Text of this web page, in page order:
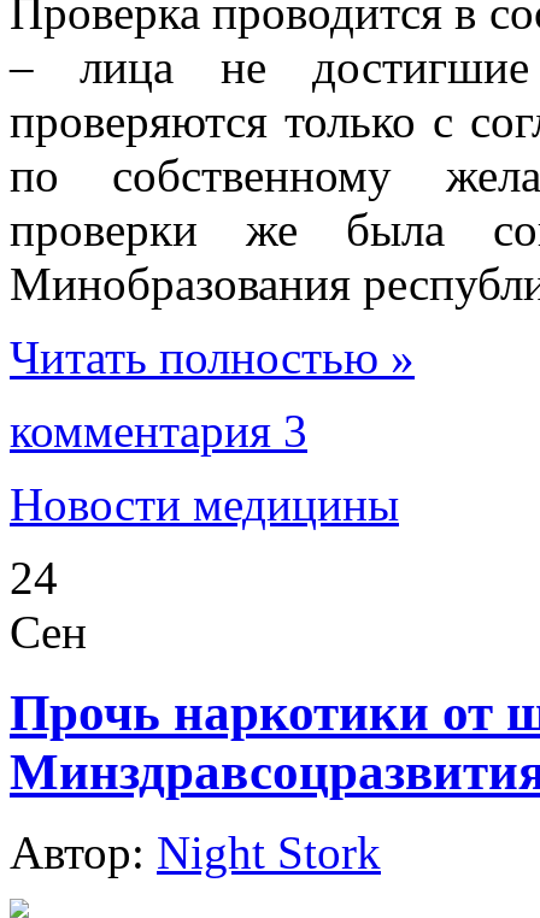
Проверка проводится в
– лица не достигшие
проверяются только с
по собственному
проверки же была
Минобразования
Читать полностью »
комментария 3
Новости медицины
24
Сен
Прочь наркотики от
Автор: Night Stork